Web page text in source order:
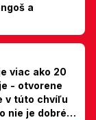
a
viac ako 20
- otvorene
v túto chvíľu
nie je dobré,